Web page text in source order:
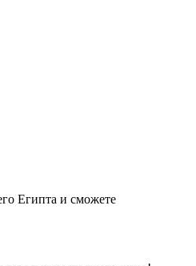
Египта и сможете